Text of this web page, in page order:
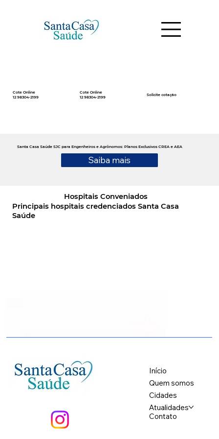
Cote Online
12 98304-2199
Cote Online
12 98304-2199
Solicite cotação
Santa Casa Saúde SJC para Engenheiros e Agrônomos: Planos Exclusivos CREA e AEA
Saiba mais
Hospitais Conveniados
Principais hospitais credenciados Santa Casa
Saúde
Início
Quem somos
Cidades
Atualidades
Contato